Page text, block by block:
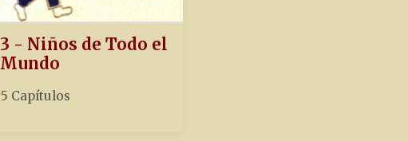
3 - Niños de Todo el
Mundo
5 Capítulos